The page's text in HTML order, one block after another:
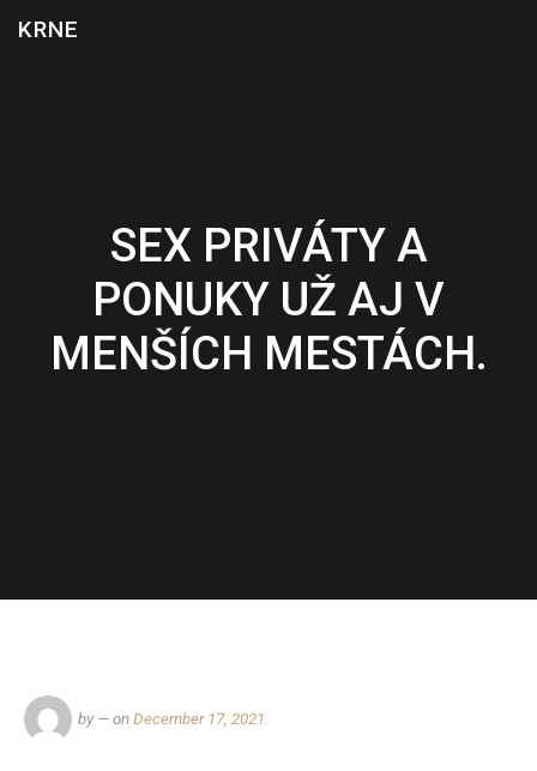
KRNE
SEX PRIVÁTY A
PONUKY UŽ AJ V
MENŠÍCH MESTÁCH.
by — on December 17, 2021